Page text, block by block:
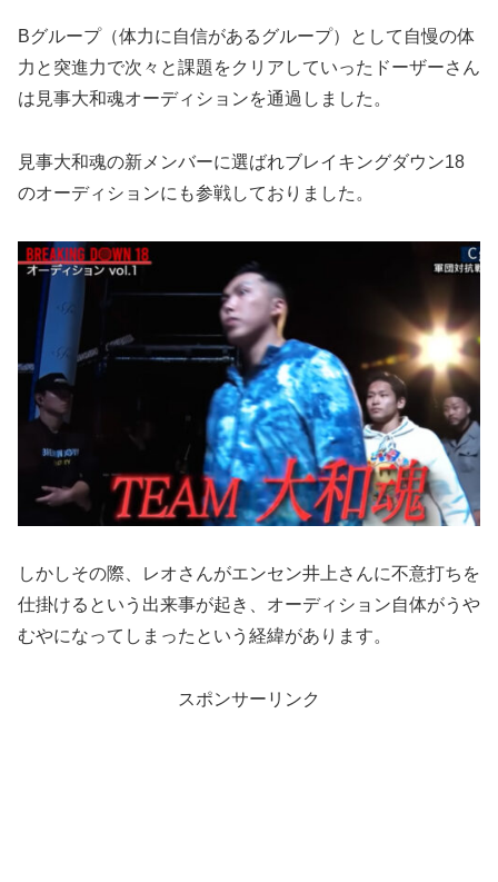
Bグループ（体力に自信があるグループ）として自慢の体
力と突進力で次々と課題をクリアしていったドーザーさん
は見事大和魂オーディションを通過しました。
見事大和魂の新メンバーに選ばれブレイキングダウン18
のオーディションにも参戦しておりました。
しかしその際、レオさんがエンセン井上さんに不意打ちを
仕掛けるという出来事が起き、オーディション自体がうや
むやになってしまったという経緯があります。
スポンサーリンク